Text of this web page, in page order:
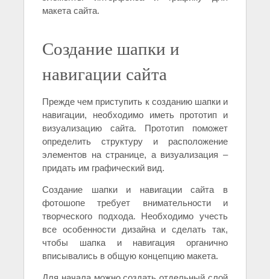
макета сайта.
Создание шапки и
навигации сайта
Прежде чем приступить к созданию шапки и
навигации, необходимо иметь прототип и
визуализацию сайта. Прототип поможет
определить структуру и расположение
элементов на странице, а визуализация –
придать им графический вид.
Создание шапки и навигации сайта в
фотошопе требует внимательности и
творческого подхода. Необходимо учесть
все особенности дизайна и сделать так,
чтобы шапка и навигация органично
вписывались в общую концепцию макета.